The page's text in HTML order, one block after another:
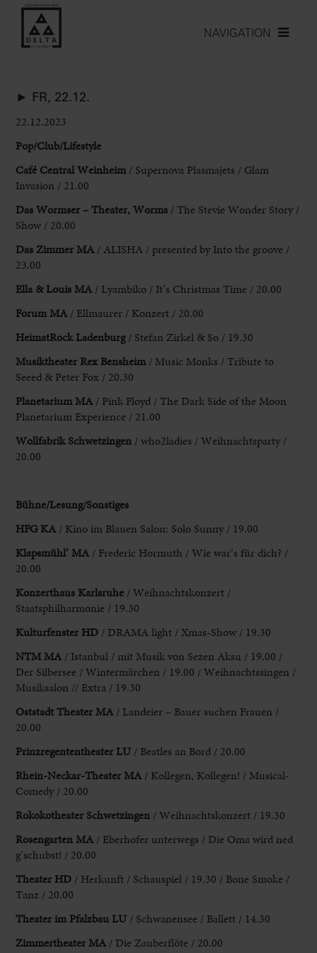
NAVIGATION
► FR, 22.12.
22.12.2023
Pop/Club/Lifestyle
Café Central Weinheim / Supernova Plasmajets / Glam
Invasion / 21.00
Das Wormser – Theater, Worms / The Stevie Wonder Story/
Show / 20.00
Das Zimmer MA / ALISHA / presented by Into the groove /
23.00
Ella & Louis MA / Lyambiko / It’s ChristmasTime / 20.00
Forum MA / Ellmaurer / Konzert / 20.00
HeimatRock Ladenburg/ Stefan Zirkel & So / 19.30
Musiktheater Rex Bensheim / Music Monks / Tributeto
Seeed & Peter Fox / 20.30
Planetarium MA / Pink Floyd / The Dark Side of the Moon
Planetarium Experience / 21.00
Wollfabrik Schwetzingen / who2ladies / Weihnachtsparty /
20.00
Bühne/Lesung/Sonstiges
HFG KA / Kino im Blauen Salon: Solo Sunny / 19.00
Klapsmühl’ MA / Frederic Hormuth / Wie war’s für dich? /
20.00
Konzerthaus Karlsruhe / Weihnachtskonzert /
Staatsphilharmonie / 19.30
Kulturfenster HD / DRAMA light / Xmas-Show / 19.30
NTM MA / Istanbul / mit Musik von Sezen Aksu / 19.00 /
Der Silbersee / Wintermärchen / 19.00 / Weihnachtssingen /
Musiksalon // Extra / 19.30
Oststadt Theater MA / Landeier – Bauer suchen Frauen /
20.00
Prinzregententheater LU / Beatles an Bord / 20.00
Rhein-Neckar-Theater MA / Kollegen, Kollegen! / Musical-
Comedy / 20.00
Rokokotheater Schwetzingen / Weihnachtskonzert / 19.30
Rosengarten MA / Eberhofer unterwegs / Die Oma wird ned
g’schubst! / 20.00
Theater HD / Herkunft / Schauspiel / 19.30 / Bone Smoke /
Tanz / 20.00
Theater im Pfalzbau LU / Schwanensee / Ballett / 14.30
ZimmertheaterMA / Die Zauberflöte / 20.00